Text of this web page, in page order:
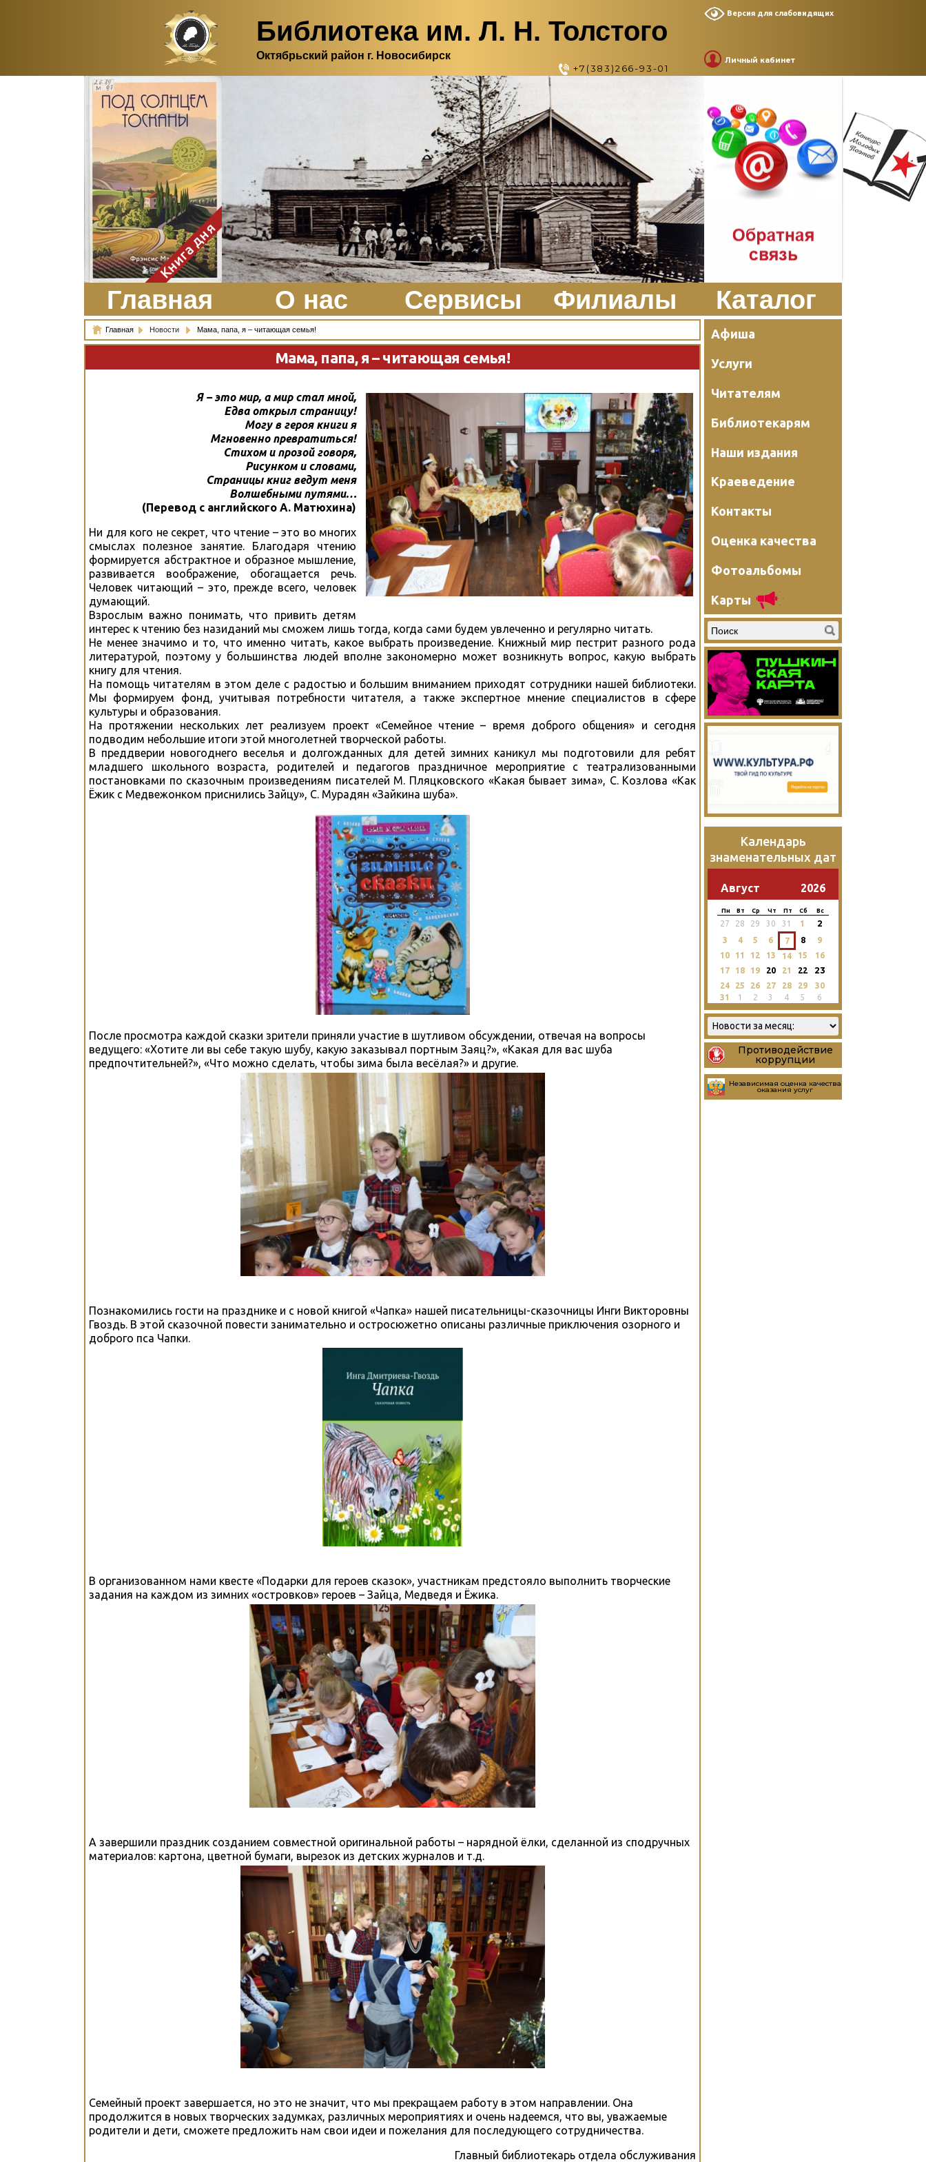
Библиотека им. Л. Н. Толстого
Октябрьский район г. Новосибирск
+7(383)266-93-01
Версия для слабовидящих
Личный кабинет
Здесь, в своем
итальянском доме, я вновь
испытала первичную
радость единения с
природой. Дом открыт
для бабочек, стрекоз, пчёл
или всех, кто пожелает
влететь в одно окно и
вылететь из другого. Едим
мы почти всегда во
дворе. Во мне настолько
возродился здравый
смысл моей матери -
умение наслаждаться
настоящим и не спешить, -
что даже нашлось время
отполировать до блеска
оконное стекло.
ЗаказатьКнига дня
Главная О нас Сервисы Филиалы Каталог
Главная Новости Мама, папа, я – читающая семья!
Мама, папа, я – читающая семья!
Я – это мир, а мир стал мной,
Едва открыл страницу!
Могу в героя книги я
Мгновенно превратиться!
Стихом и прозой говоря,
Рисунком и словами,
Страницы книг ведут меня
Волшебными путями…
(Перевод с английского А. Матюхина)
Ни для кого не секрет, что чтение – это во многих
смыслах полезное занятие. Благодаря чтению
формируется абстрактное и образное мышление,
развивается воображение, обогащается речь.
Человек читающий – это, прежде всего, человек
думающий.
Взрослым важно понимать, что привить детям
интерес к чтению без назиданий мы сможем лишь тогда, когда сами будем увлеченно и регулярно читать.
Не менее значимо и то, что именно читать, какое выбрать произведение. Книжный мир пестрит разного рода
литературой, поэтому у большинства людей вполне закономерно может возникнуть вопрос, какую выбрать
книгу для чтения.
На помощь читателям в этом деле с радостью и большим вниманием приходят сотрудники нашей библиотеки.
Мы формируем фонд, учитывая потребности читателя, а также экспертное мнение специалистов в сфере
культуры и образования.
На протяжении нескольких лет реализуем проект «Семейное чтение – время доброго общения» и сегодня
подводим небольшие итоги этой многолетней творческой работы.
В преддверии новогоднего веселья и долгожданных для детей зимних каникул мы подготовили для ребят
младшего школьного возраста, родителей и педагогов праздничное мероприятие с театрализованными
постановками по сказочным произведениям писателей М. Пляцковского «Какая бывает зима», С. Козлова «Как
Ёжик с Медвежонком приснились Зайцу», С. Мурадян «Зайкина шуба».
После просмотра каждой сказки зрители приняли участие в шутливом обсуждении, отвечая на вопросы
ведущего: «Хотите ли вы себе такую шубу, какую заказывал портным Заяц?», «Какая для вас шуба
предпочтительней?», «Что можно сделать, чтобы зима была весёлая?» и другие.
Познакомились гости на празднике и с новой книгой «Чапка» нашей писательницы-сказочницы Инги Викторовны
Гвоздь. В этой сказочной повести занимательно и остросюжетно описаны различные приключения озорного и
доброго пса Чапки.
В организованном нами квесте «Подарки для героев сказок», участникам предстояло выполнить творческие
задания на каждом из зимних «островков» героев – Зайца, Медведя и Ёжика.
А завершили праздник созданием совместной оригинальной работы – нарядной ёлки, сделанной из сподручных
материалов: картона, цветной бумаги, вырезок из детских журналов и т.д.
Семейный проект завершается, но это не значит, что мы прекращаем работу в этом направлении. Она
продолжится в новых творческих задумках, различных мероприятиях и очень надеемся, что вы, уважаемые
родители и дети, сможете предложить нам свои идеи и пожелания для последующего сотрудничества.
Главный библиотекарь отдела обслуживания
Афиша
Услуги
Читателям
Библиотекарям
Наши издания
Краеведение
Контакты
Оценка качества
Фотоальбомы
Карты
Календарь
знаменательных дат
Август 2026
Пн Вт Ср Чт Пт Сб Вс
27 28 29 30 31 1 2
3 4 5 6 7 8
9
10
11 12 13 14 15
16
17
18 19 20 21 22 23
24 25 26 27 28 29
30
31
1 2 3 4 5 6
Противодействие
коррупции
Независимая оценка качества
оказания услуг